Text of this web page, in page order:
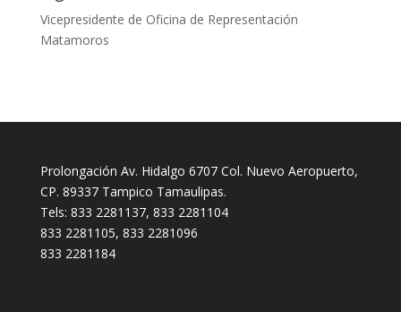
Vicepresidente de Oficina de Representación
Matamoros
Prolongación Av. Hidalgo 6707 Col. Nuevo Aeropuerto,
CP. 89337 Tampico Tamaulipas.
Tels: 833 2281137, 833 2281104
833 2281105, 833 2281096
833 2281184